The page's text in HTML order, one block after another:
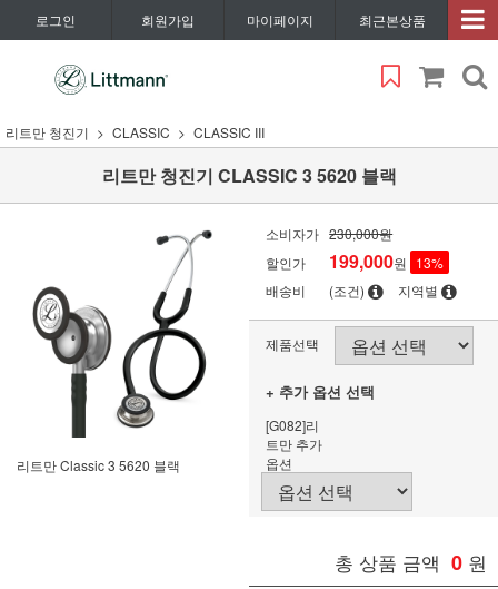
로그인 회원가입 마이페이지 최근본상품
리트만 청진기 CLASSIC CLASSIC III
리트만 청진기 CLASSIC 3 5620 블랙
리트만 Classic 3 5620 블랙
소비자가 230,000원
할인가
199,000원 13%
배송비
(조건) 지역별
제품선택
+ 추가 옵션 선택
[G082]리
트만 추가
옵션
총 상품 금액 0 원